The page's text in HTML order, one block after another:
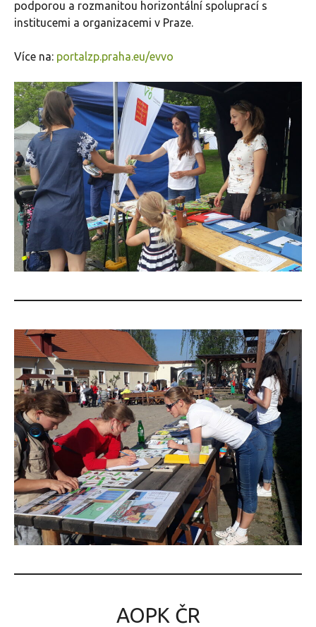
podporou a rozmanitou horizontální spoluprací s
institucemi a organizacemi v Praze.
Více na: portalzp.praha.eu/evvo
AOPK ČR